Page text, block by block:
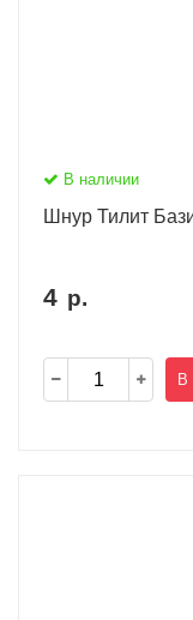
В наличии
Шнур Тилит
4 р.
В